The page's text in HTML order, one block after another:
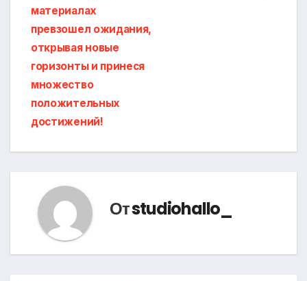
материалах
превзошел ожидания,
открывая новые
горизонты и принеся
множество
положительных
достижений!
Отstudiohallo_